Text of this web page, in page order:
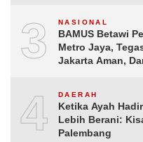
3 NASIONAL
BAMUS Betawi
Metro Jaya,
Jakarta Aman,
4 DAERAH
Ketika Ayah
Lebih Berani:
Palembang